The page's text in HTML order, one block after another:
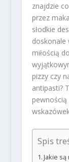
znajdzie
przez
słodkie
doskonale
miłością
pizzy czy
antipasti?
Spis
Jakie